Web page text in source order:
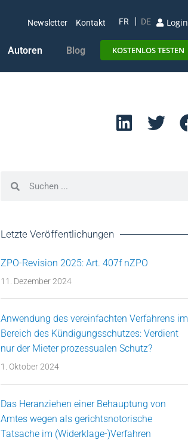
Newsletter Kontakt FR DE Login
Autoren Blog KOSTENLOS TESTEN
Letzte Veröffentlichungen
ZPO-Revision 2025: Art. 407f nZPO
11. Dezember 2024
Anwendung des vereinfachten Verfahrens im
Bereich des Kündigungsschutzes: Verdient
nur der Mieter prozessualen Schutz?
1. Oktober 2024
Das Heranziehen einer Behauptung von
Amtes wegen als gerichtsnotorische
Tatsache im (Widerklage-)Verfahren